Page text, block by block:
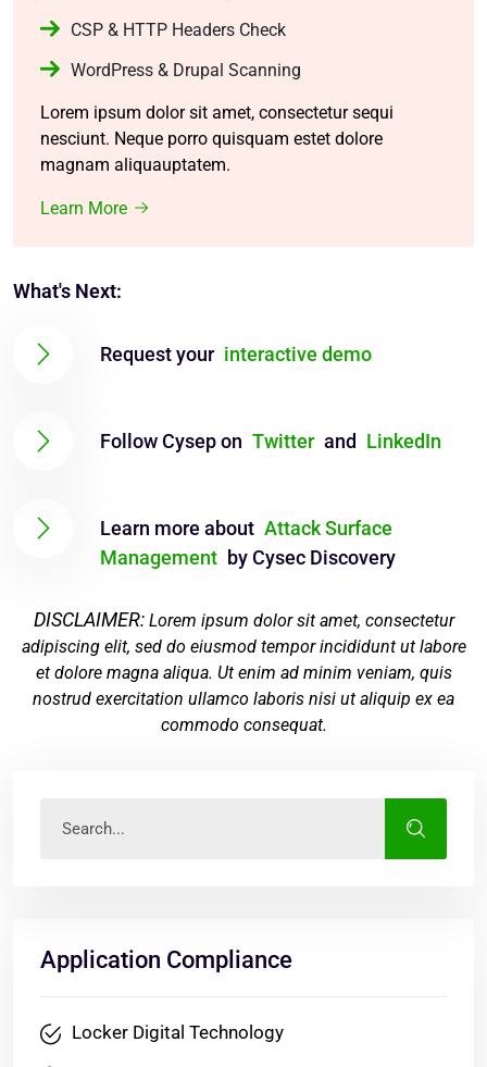
CSP & HTTP Headers Check
WordPress & Drupal Scanning
Lorem ipsum dolor sit amet, consectetur sequi
nesciunt. Neque porro quisquam estet dolore
magnam aliquauptatem.
Learn More
What's Next:
Request your interactive demo
Follow Cysep on Twitter and LinkedIn
Learn more about Attack Surface
Management by Cysec Discovery
DISCLAIMER: Lorem ipsum dolor sit amet, consectetur
adipiscing elit, sed do eiusmod tempor incididunt ut labore
et dolore magna aliqua. Ut enim ad minim veniam, quis
nostrud exercitation ullamco laboris nisi ut aliquip ex ea
commodo consequat.
Application Compliance
Locker Digital Technology